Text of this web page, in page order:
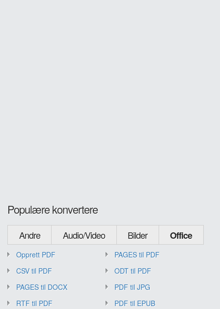
Populære konvertere
Andre Audio/Video Bilder Office
Opprett PDF
PAGES til PDF
CSV til PDF
ODT til PDF
PAGES til DOCX
PDF til JPG
RTF til PDF
PDF til EPUB